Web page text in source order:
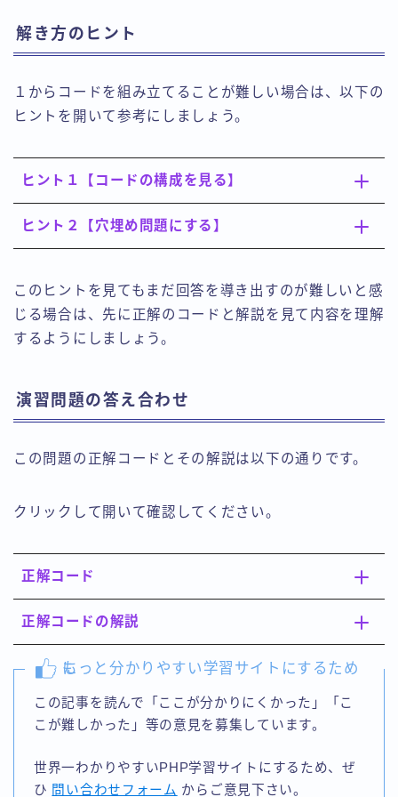
解き方のヒント
１からコードを組み立てることが難しい場合は、以下の
ヒントを開いて参考にしましょう。
ヒント１【コードの構成を見る】
ヒント２【穴埋め問題にする】
このヒントを見てもまだ回答を導き出すのが難しいと感
じる場合は、先に正解のコードと解説を見て内容を理解
するようにしましょう。
演習問題の答え合わせ
この問題の正解コードとその解説は以下の通りです。
クリックして開いて確認してください。
正解コード
正解コードの解説
もっと分かりやすい学習サイトにするために
この記事を読んで「ここが分かりにくかった」「こ
こが難しかった」等の意見を募集しています。
世界一わかりやすいPHP学習サイトにするため、ぜ
ひ 問い合わせフォーム からご意見下さい。